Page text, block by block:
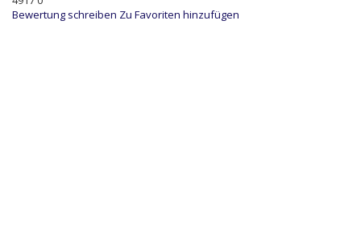
Bewertung schreiben Zu Favoriten hinzufügen